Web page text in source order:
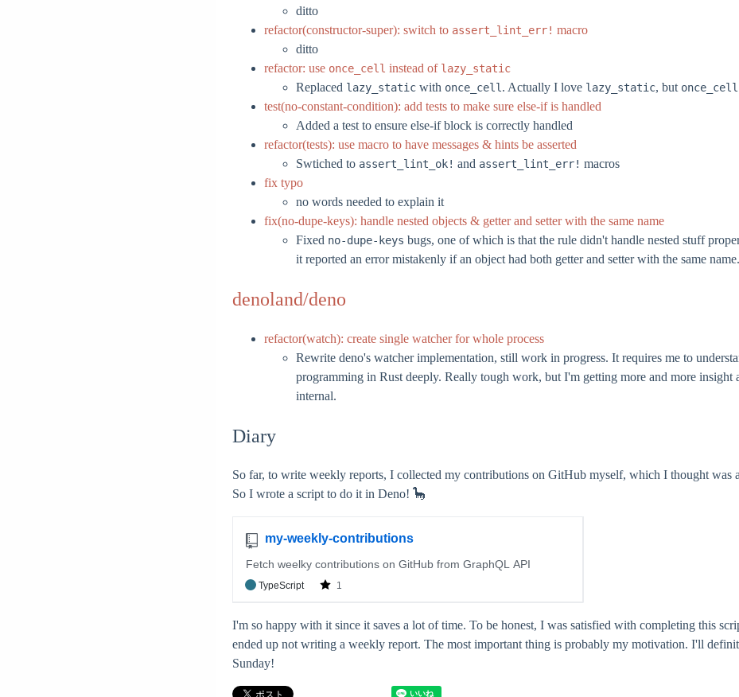
ditto
refactor(constructor-super): switch to assert_lint_err! macro
ditto
refactor: use once_cell instead of lazy_static
Replaced lazy_static with once_cell . Actually I love lazy_static, but once_cell
test(no-constant-condition): add tests to make sure else-if is handled
Added a test to ensure else-if block is correctly handled
refactor(tests): use macro to have messages & hints be asserted
Swtiched to assert_lint_ok! and assert_lint_err! macros
fix typo
no words needed to explain it
fix(no-dupe-keys): handle nested objects & getter and setter with the same name
Fixed no-dupe-keys bugs, one of which is that the rule didn't handle nested stuff
it reported an error mistakenly if an object had both getter and setter with the same name.
denoland/deno
refactor(watch): create single watcher for whole process
Rewrite deno's watcher implementation, still work in progress. It requires me to
programming in Rust deeply. Really tough work, but I'm getting more and more insight
internal.
Diary
So far, to write weekly reports, I collected my contributions on GitHub myself, which I thought was
So I wrote a script to do it in Deno! 🦕
I'm so happy with it since it saves a lot of time. To be honest, I was satisfied with completing this
ended up not writing a weekly report. The most important thing is probably my motivation. I'll
Sunday!